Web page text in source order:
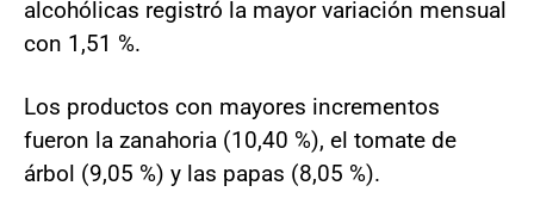
alcohólicas registró la mayor variación mensual
con 1,51 %.
Los productos con mayores incrementos
fueron la zanahoria (10,40 %), el tomate de
árbol (9,05 %) y las papas (8,05 %).